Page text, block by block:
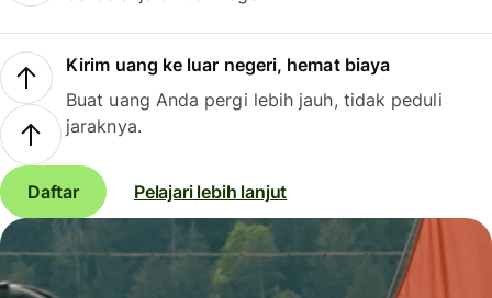
Kirim uang ke luar negeri, hemat biaya
Buat uang Anda pergi lebih jauh, tidak peduli
jaraknya.
Daftar Pelajari lebih lanjut